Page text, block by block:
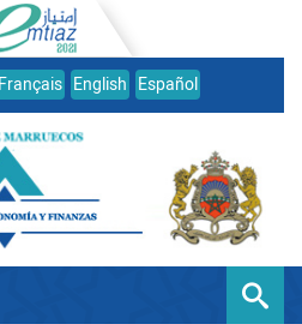
Français English Español